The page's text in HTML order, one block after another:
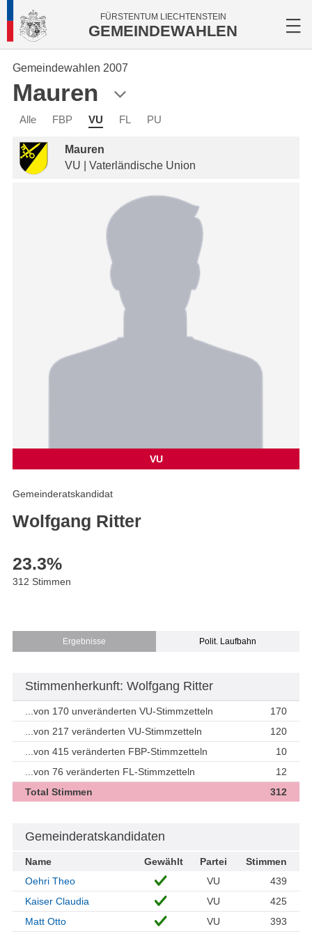
FÜRSTENTUM LIECHTENSTEIN
GEMEINDEWAHLEN
Gemeindewahlen 2007
Mauren
Alle FBP VU FL PU
Mauren
VU | Vaterländische Union
VU
Gemeinderatskandidat
Wolfgang Ritter
23.3%
312 Stimmen
Ergebnisse Polit. Laufbahn
Stimmenherkunft: Wolfgang Ritter
...von 170 unveränderten VU-Stimmzetteln
170
...von 217 veränderten VU-Stimmzetteln
120
...von 415 veränderten FBP-Stimmzetteln
10
...von 76 veränderten FL-Stimmzetteln
12
Total Stimmen
312
Gemeinderatskandidaten
Name Gewählt Partei
Stimmen
Oehri Theo
VU
439
Kaiser Claudia
VU
425
Matt Otto
VU 393